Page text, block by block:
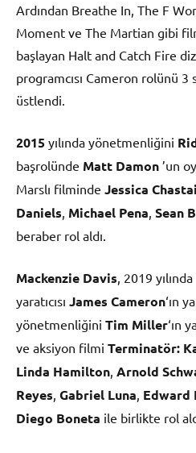
Ardından Breathe In, The F
Moment ve The Martian gibi
başlayan Halt and Catch Fire
programcısı Cameron rolünü 3
üstlendi.
2015 yılında yönetmenliğini
başrolünde Matt Damon ’un
Marslı filminde Jessica
Daniels Michael Pena Sean
beraber rol aldı.
Mackenzie Davis , 2019
yaratıcısı James Cameron‘ın
yönetmenliğini Tim Miller‘ın
ve aksiyon filmi Terminatör:
Linda Hamilton Arnold
Reyes Gabriel Luna Edward
Diego Boneta ile birlikte rol